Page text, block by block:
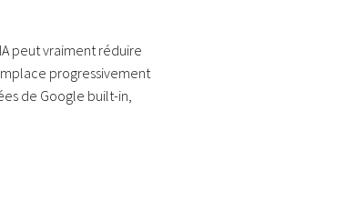
peut vraiment réduire
progressivement
de Google built-in,